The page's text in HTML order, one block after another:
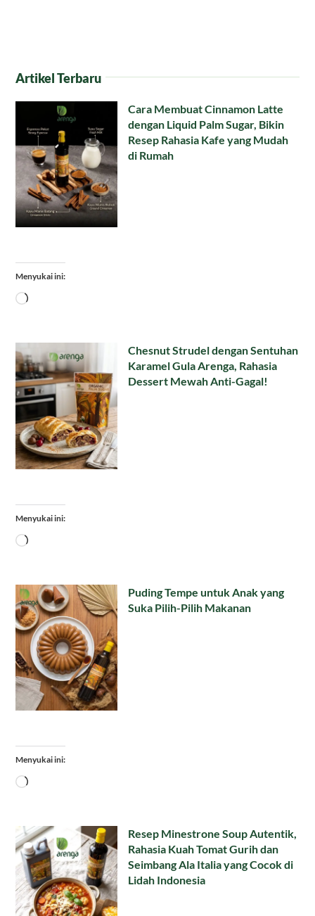
Artikel Terbaru
Cara Membuat Cinnamon Latte
dengan Liquid Palm Sugar, Bikin
Resep Rahasia Kafe yang Mudah
di Rumah
Menyukai ini:
Memuat...
Chesnut Strudel dengan Sentuhan
Karamel Gula Arenga, Rahasia
Dessert Mewah Anti-Gagal!
Menyukai ini:
Memuat...
Puding Tempe untuk Anak yang
Suka Pilih-Pilih Makanan
Menyukai ini:
Memuat...
Resep Minestrone Soup Autentik,
Rahasia Kuah Tomat Gurih dan
Seimbang Ala Italia yang Cocok di
Lidah Indonesia